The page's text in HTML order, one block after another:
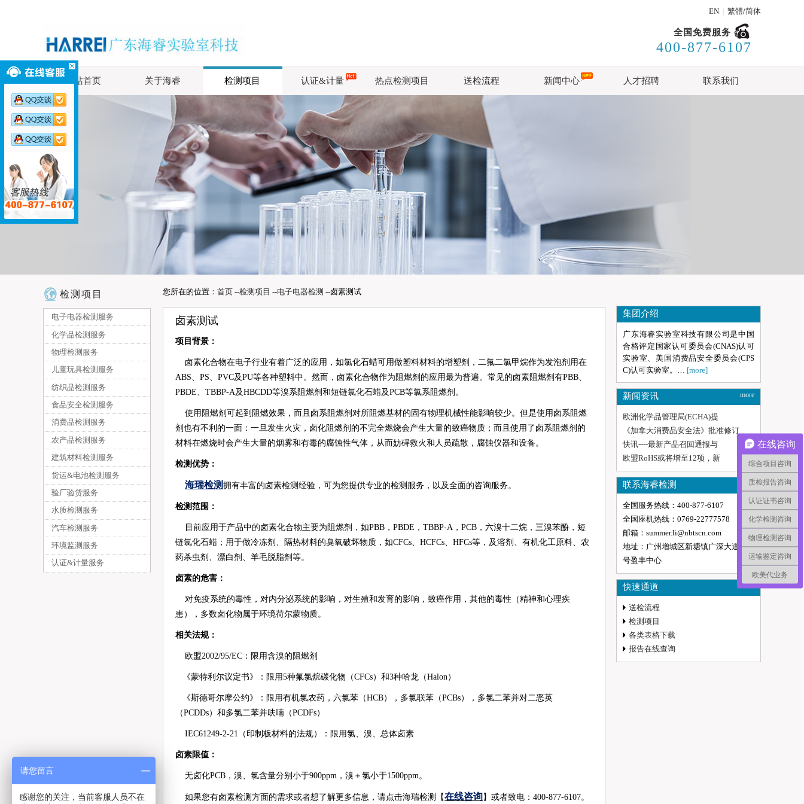
EN 繁體/简体
全国免费服务
400-877-6107
网站首页 关于海睿 检测项目 认证&计量 热点检测项目 送检流程 新闻中心 人才招聘 联系我们
检测项目
电子电器检测服务
化学品检测服务
物理检测服务
儿童玩具检测服务
纺织品检测服务
食品安全检测服务
消费品检测服务
农产品检测服务
建筑材料检测服务
货运&电池检测服务
验厂验货服务
水质检测服务
汽车检测服务
环境监测服务
认证&计量服务
您所在的位置： 首页 --检测项目 --电子电器检测 --卤素测试
卤素测试
项目背景：
卤素化合物在电子行业有着广泛的应用，如氯化石蜡可用做塑料材料的增塑剂，二氟二氯甲烷作为发泡剂用在
ABS、PS、PVC及PU等各种塑料中。然而，卤素化合物作为阻燃剂的应用最为普遍。常见的卤素阻燃剂有PBB、
PBDE、TBBP-A及HBCDD等溴系阻燃剂和短链氯化石蜡及PCB等氯系阻燃剂。
使用阻燃剂可起到阻燃效果，而且卤系阻燃剂对所阻燃基材的固有物理机械性能影响较少。但是使用卤系阻燃
剂也有不利的一面：一旦发生火灾，卤化阻燃剂的不完全燃烧会产生大量的致癌物质；而且使用了卤系阻燃剂的
材料在燃烧时会产生大量的烟雾和有毒的腐蚀性气体，从而妨碍救火和人员疏散，腐蚀仪器和设备。
检测优势：
海瑞检测 拥有丰富的卤素检测经验，可为您提供专业的检测服务，以及全面的咨询服务。
检测范围：
目前应用于产品中的卤素化合物主要为阻燃剂，如PBB，PBDE，TBBP-A，PCB，六溴十二烷，三溴苯酚，短
链氯化石蜡；用于做冷冻剂、隔热材料的臭氧破坏物质，如CFCs、HCFCs、HFCs等，及溶剂、有机化工原料、农
药杀虫剂、漂白剂、羊毛脱脂剂等。
卤素的危害：
对免疫系统的毒性，对内分泌系统的影响，对生殖和发育的影响，致癌作用，其他的毒性（精神和心理疾
患），多数卤化物属于环境荷尔蒙物质。
相关法规：
欧盟2002/95/EC：限用含溴的阻燃剂
《蒙特利尔议定书》：限用5种氟氯烷碳化物（CFCs）和3种哈龙（Halon）
《斯德哥尔摩公约》：限用有机氯农药，六氯苯（HCB），多氯联苯（PCBs），多氯二苯并对二恶英
（PCDDs）和多氯二苯并呋喃（PCDFs）
IEC61249-2-21（印制板材料的法规）：限用氯、溴、总体卤素
卤素限值：
无卤化PCB，溴、氯含量分别小于900ppm，溴＋氯小于1500ppm。
如果您有卤素检测方面的需求或者想了解更多信息，请点击海瑞检测【在线咨询】或者致电：400-877-6107。
集团介绍
广东海睿实验室科技有限公司是中国
合格评定国家认可委员会(CNAS)认可
实验室、美国消费品安全委员会(CPS
C)认可实验室。… [more]
新闻资讯 more
欧洲化学品管理局(ECHA)提
《加拿大消费品安全法》批准修订
快讯----最新产品召回通报与
欧盟RoHS或将增至12项，新
联系海睿检测 more
全国服务热线：400-877-6107
全国座机热线：0769-22777578
邮箱：summer.li@nbtscn.com
地址：广州增城区新塘镇广深大道西5
号盈丰中心
快速通道
送检流程
检测项目
各类表格下载
报告在线查询
在线咨询
综合项目咨询
质检报告咨询
认证证书咨询
化学检测咨询
物理检测咨询
运输鉴定咨询
欧美代业务
请您留言
感谢您的关注，当前客服人员不在